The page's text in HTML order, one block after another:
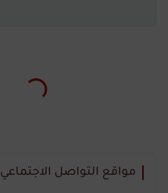
مواقع التواصل الاجتماعي